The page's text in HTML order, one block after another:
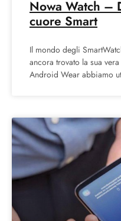
Nowa Watch –
cuore Smart
Il mondo degli
ancora trovato la sua
Android Wear abbiamo